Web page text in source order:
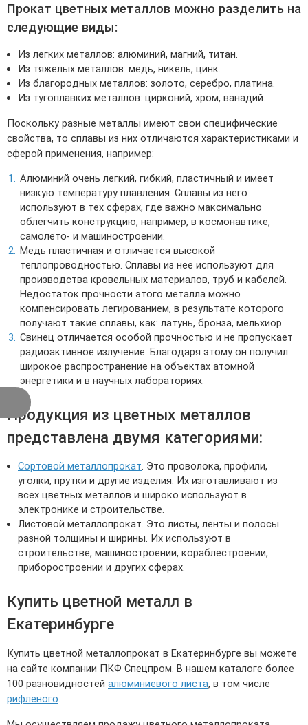
Прокат цветных металлов можно разделить на
следующие виды:
Из легких металлов: алюминий, магний, титан.
Из тяжелых металлов: медь, никель, цинк.
Из благородных металлов: золото, серебро, платина.
Из тугоплавких металлов: цирконий, хром, ванадий.
Поскольку разные металлы имеют свои специфические
свойства, то сплавы из них отличаются характеристиками и
сферой применения, например:
Алюминий очень легкий, гибкий, пластичный и имеет
низкую температуру плавления. Сплавы из него
используют в тех сферах, где важно максимально
облегчить конструкцию, например, в космонавтике,
самолето- и машиностроении.
Медь пластичная и отличается высокой
теплопроводностью. Сплавы из нее используют для
производства кровельных материалов, труб и кабелей.
Недостаток прочности этого металла можно
компенсировать легированием, в результате которого
получают такие сплавы, как: латунь, бронза, мельхиор.
Свинец отличается особой прочностью и не пропускает
радиоактивное излучение. Благодаря этому он получил
широкое распространение на объектах атомной
энергетики и в научных лабораториях.
Продукция из цветных металлов
представлена двумя категориями:
Сортовой металлопрокат. Это проволока, профили,
уголки, прутки и другие изделия. Их изготавливают из
всех цветных металлов и широко используют в
электронике и строительстве.
Листовой металлопрокат. Это листы, ленты и полосы
разной толщины и ширины. Их используют в
строительстве, машиностроении, кораблестроении,
приборостроении и других сферах.
Купить цветной металл в
Екатеринбурге
Купить цветной металлопрокат в Екатеринбурге вы можете
на сайте компании ПКФ Спецпром. В нашем каталоге более
100 разновидностей алюминиевого листа, в том числе
рифленого.